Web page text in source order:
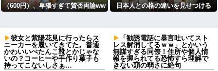
（600円）、卑猥すぎて賛否両論ww
日本人との格の違いを見せつける
彼女と紫陽花見に行ったらス
ニーカーを履いてきてた。普通
かわいいぺたんこ靴とかじゃな
いの？コーヒーや手作り菓子も
持ってこないしさぁ…
「勧誘電話に暴言吐いてスト
レス解消してるｗｗ」とかいう
無謀すぎる同僚！住所や個人情
報を握られてる恐怖すら理解で
きない頭の弱さに絶句